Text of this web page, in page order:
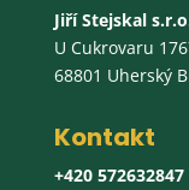
Jiří Stejskal
U Cukrovaru
68801 Uherský
Kontakt
+420 572632847